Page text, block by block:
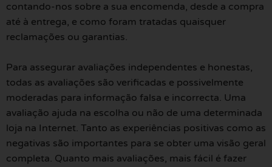
contando-nos sobre a sua encomenda, desde a compra
até à entrega, e como foram tratadas quaisquer
reclamações ou garantias.
Para assegurar avaliações independentes e honestas,
todas as avaliações são verificadas e possivelmente
moderadas para informação falsa e incorrecta. Uma
avaliação ajuda na escolha ou não de uma determinada
loja na Internet. Tanto as experiências positivas como as
negativas são importantes para se obter uma visão geral
completa. Quanto mais avaliações, mais fácil é fazer